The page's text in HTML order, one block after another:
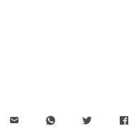
WhatsAppTwitter